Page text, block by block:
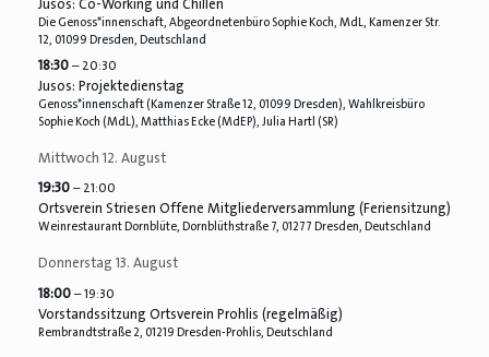
Jusos: Co-Working und Chillen
Die Genoss*innenschaft, Abgeordnetenbüro Sophie Koch, MdL, Kamenzer Str.
12, 01099 Dresden, Deutschland
18:30 – 20:30
Jusos: Projektedienstag
Genoss*innenschaft (Kamenzer Straße 12, 01099 Dresden), Wahlkreisbüro
Sophie Koch (MdL), Matthias Ecke (MdEP), Julia Hartl (SR)
Mittwoch 12. August
19:30 – 21:00
Ortsverein Striesen Offene Mitgliederversammlung (Feriensitzung)
Weinrestaurant Dornblüte, Dornblüthstraße 7, 01277 Dresden, Deutschland
Donnerstag 13. August
18:00 – 19:30
Vorstandssitzung Ortsverein Prohlis (regelmäßig)
Rembrandtstraße 2, 01219 Dresden-Prohlis, Deutschland